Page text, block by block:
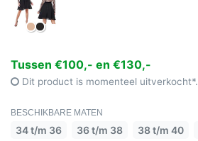
Tussen €100,- en €130,-
Dit product is momenteel uitverkocht*.
BESCHIKBARE MATEN
34 t/m 36 36 t/m 38 38 t/m 40